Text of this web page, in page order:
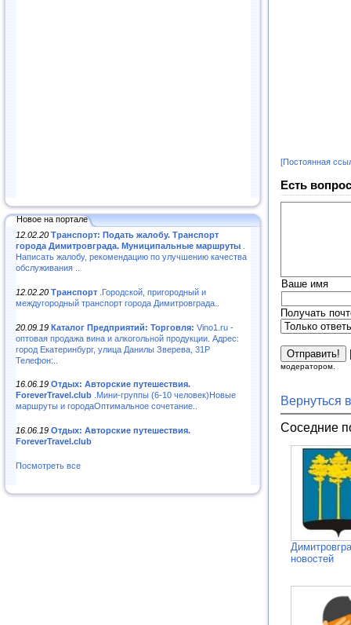
Новое на портале
12.02.20 Транспорт: Подать жалобу. Транспорт
города Димитровграда. Муниципальные маршруты
Написать жалобу, рекомендацию по улучшению качества
обслуживания ..
12.02.20 Транспорт .Городской, пригородный и
междугородный транспорт города Димитровграда..
20.09.19 Каталог Предприятий: Торговля: Vino1.ru -
оптовая продажа вина и алкогольной продукции. Адрес:
город Екатеринбург, улица Данилы Зверева, 31Р
Телефон:..
16.06.19 Отдых: Авторские путешествия.
ForeverTravel.club .Мини-группы (6-10 человек)Новые
маршруты и городаОптимальное сочетание..
16.06.19 Отдых: Авторские путешествия.
ForeverTravel.club
Посмотреть все
[Постоянная
Есть
Ваше имя
Получать
модератором.
Вернуться
Соседние
новостей